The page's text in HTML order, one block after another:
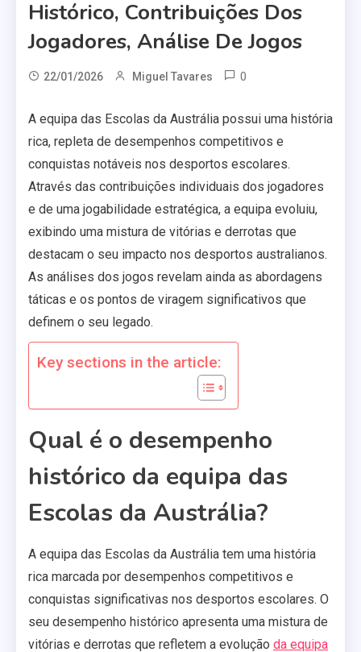
Histórico, Contribuições Dos
Jogadores, Análise De Jogos
22/01/2026 Miguel Tavares 0
A equipa das Escolas da Austrália possui uma história
rica, repleta de desempenhos competitivos e
conquistas notáveis nos desportos escolares.
Através das contribuições individuais dos jogadores
e de uma jogabilidade estratégica, a equipa evoluiu,
exibindo uma mistura de vitórias e derrotas que
destacam o seu impacto nos desportos australianos.
As análises dos jogos revelam ainda as abordagens
táticas e os pontos de viragem significativos que
definem o seu legado.
Key sections in the article:
Qual é o desempenho
histórico da equipa das
Escolas da Austrália?
A equipa das Escolas da Austrália tem uma história
rica marcada por desempenhos competitivos e
conquistas significativas nos desportos escolares. O
seu desempenho histórico apresenta uma mistura de
vitórias e derrotas que refletem a evolução da equipa